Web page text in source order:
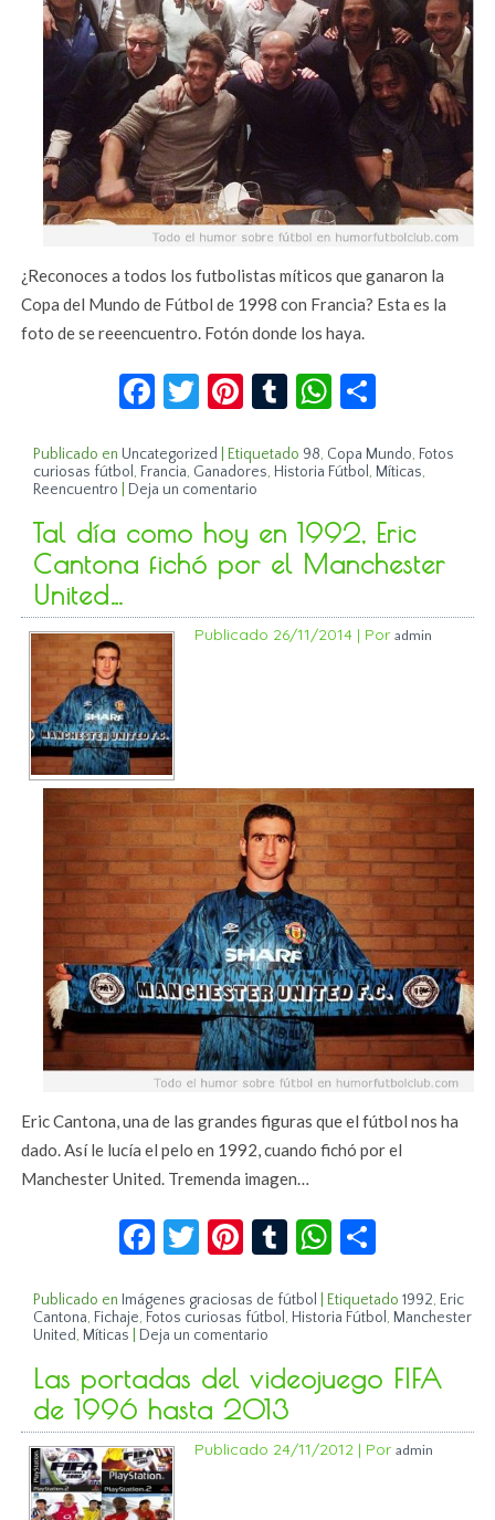
¿Reconoces a todos los futbolistas míticos que ganaron la
Copa del Mundo de Fútbol de 1998 con Francia? Esta es la
foto de se reeencuentro. Fotón donde los haya.
Facebook
Twitter
Pinterest
TumblrWhatsApp
Publicado en Uncategorized Etiquetado 98, Copa Mundo, Fotos
curiosas fútbol , Francia, Ganadores, Historia Fútbol , Míticas,
Reencuentro
Deja un comentario
Tal día como hoy en 1992, Eric
Cantona fichó por el Manchester
United…
Publicado 26/11/2014 | Por admin
Eric Cantona, una de las grandes figuras que el fútbol nos ha
dado. Así le lucía el pelo en 1992, cuando fichó por el
Manchester United. Tremenda imagen…
Facebook
Twitter
Pinterest
TumblrWhatsApp
Publicado en Imágenes graciosas de fútbol Etiquetado 1992, Eric
Cantona, Fichaje, Fotos curiosas fútbol , Historia Fútbol , Manchester
United, Míticas Deja un comentario
Las portadas del videojuego FIFA
de 1996 hasta 2013
Publicado 24/11/2012 | Por admin